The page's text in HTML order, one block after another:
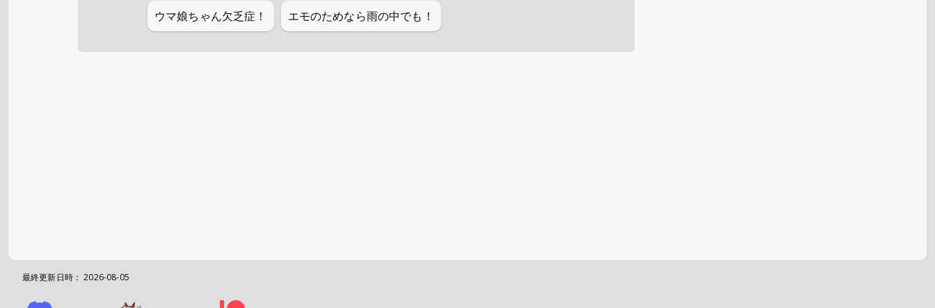
ウマ娘ちゃん欠乏症！ エモのためなら雨の中でも！
最終更新日時： 2026-08-05